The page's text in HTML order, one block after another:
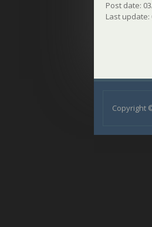
Post date:
Last update:
Copyright